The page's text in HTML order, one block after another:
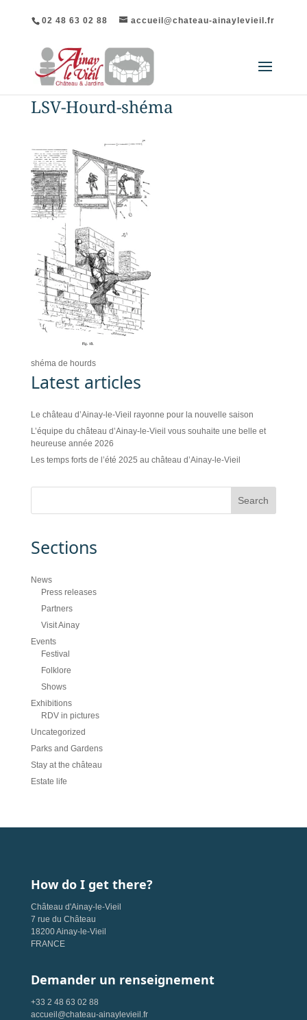
02 48 63 02 88 accueil@chateau-ainaylevieil.fr
LSV-Hourd-shéma
shéma de hourds
Latest articles
Le château d’Ainay-le-Vieil rayonne pour la nouvelle saison
L’équipe du château d’Ainay-le-Vieil vous souhaite une belle et
heureuse année 2026
Les temps forts de l’été 2025 au château d’Ainay-le-Vieil
Sections
News
Press releases
Partners
Visit Ainay
Events
Festival
Folklore
Shows
Exhibitions
RDV in pictures
Uncategorized
Parks and Gardens
Stay at the château
Estate life
How do I get there?
Château d'Ainay-le-Vieil
7 rue du Château
18200 Ainay-le-Vieil
FRANCE
Demander un renseignement
+33 2 48 63 02 88
accueil@chateau-ainaylevieil.fr